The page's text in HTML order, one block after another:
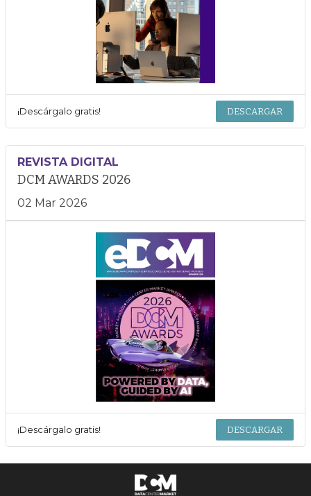
¡Descárgalo gratis! DESCARGAR
REVISTA DIGITAL
DCM AWARDS 2026
02 Mar 2026
¡Descárgalo gratis! DESCARGAR